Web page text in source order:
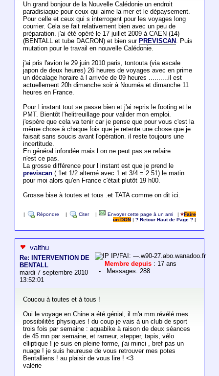
Un grand bonjour de la Nouvelle Calédonie un endroit
paradisiaque pour ceux qui aime la mer et le dépaysement.
Pour celle et ceux qui s interrogent pour les voyages long
courrier. Cela se fait relativement bien avec un peu de
préparation. j'ai été opéré le 17 juillet 2009 à CAEN (14)
(BENTALL et tube DACRON) et bien sur PREVISCAN . Puis
mutation pour le travail en nouvelle Calédonie.
j'ai pris l'avion le 29 juin 2010 paris, tontouta (via escale
japon de deux heures) 26 heures de voyages avec en prime
un décalage horaire à l arrivée de 09 heures ..........il est
actuellement 20h dimanche soir à Nouméa et dimanche 11
heures en France.
Pour l instant tout se passe bien et j'ai repris le footing et le
PMT. Bientôt l'helitreuillage pour valider mon emploi.
j'espère que cela va tenir car je pense que pour vous c'est la
même chose à chaque fois que je retente une chose que je
faisait sans soucis avant l'opération. il reste toujours une
incertitude.
En général infondée.mais l on ne peut pas se refaire.
n'est ce pas.
La grosse différence pour l instant est que je prend le
previscan( 1et 1/2 alterné avec 1 et 3/4 = 2.51) le matin
pour moi alors qu'en France c'était plutôt 19 h00.
Grosse bise à toutes et tous .et TATA comme on dit ici.
Répondre Citer Envoyer cette page à un ami |
Faire
un DON
|? Retour Haut de Page ?
valthu
Re: INTERVENTION DE
BENTALL
mardi 7 septembre 2010
13:52:01
IP/FAI: ---.w90-27.abo.wanadoo.fr
Membre depuis : 17 ans
- Messages: 288
Coucou à toutes et à tous !
Oui le voyage en Chine a été génial, il m'a mm révélé mes
possibilités physiques ! du coup je vais à un club de sport
trois fois par semaine : aquabike à raison de deux séances
de 45 mn par semaine, et rameur, stepper, tapis, vélo
elliptique ! je suis en pleine forme, j'ai minci , bref pas un
nuage ! je suis heureuse de vous retrouver mes potes
Bentalliens ! au plaisir de vous lire ! <3
valérie